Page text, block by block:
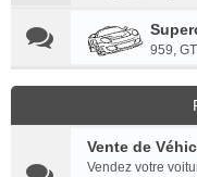
959,
Vente de
Vendez votre